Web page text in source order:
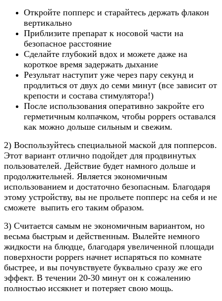
Откройте попперс и старайтесь держать флакон
вертикально
Приблизите препарат к носовой части на
безопасное расстояние
Сделайте глубокий вдох и можете даже на
короткое время задержать дыхание
Результат наступит уже через пару секунд и
продлиться от двух до семи минут (все зависит от
крепости и состава стимулятора!)
После использования оперативно закройте его
герметичным колпачком, чтобы poppers оставался
как можно дольше сильным и свежим.
2) Воспользуйтесь специальной маской для попперсов.
Этот вариант отлично подойдет для продвинутых
пользователей. Действие будет намного дольше и
продолжительней. Является экономичным
использованием и достаточно безопасным. Благодаря
этому устройству, вы не прольете попперс на себя и не
сможете выпить его таким образом.
3) Считается самым не экономичным вариантом, но
весьма быстрым и действенным. Вылейте немного
жидкости на блюдце, благодаря увеличенной площади
поверхности poppers начнет испаряться по комнате
быстрее, и вы почувствуете буквально сразу же его
эффект. В течении 20-30 минут он к сожалению
полностью иссякнет и потеряет свою мощь.